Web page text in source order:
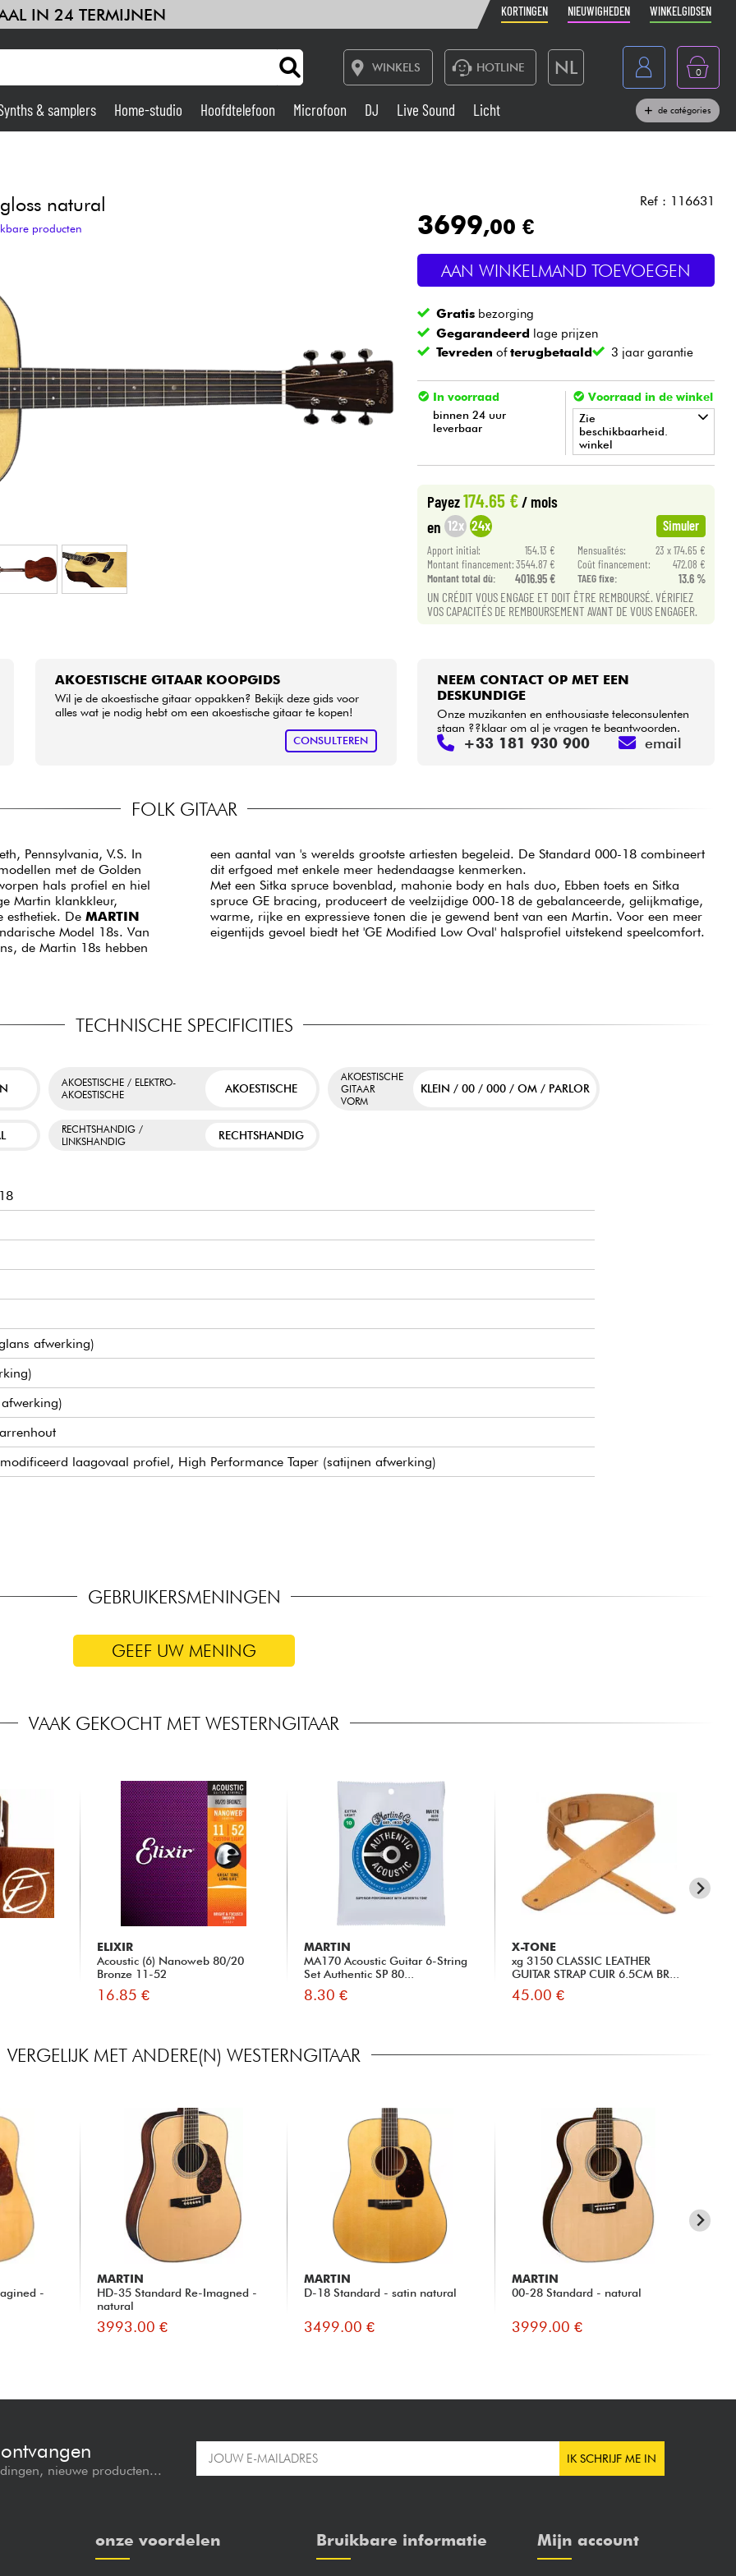
IN 24 TERMIJNEN KORTINGEN NIEUWIGHEDEN WINKELGIDSEN
WINKELS HOTLINE NL
France
Belgique
Deutschland
0
Home-studio
Live Sound
Blaasinstrument
Kabels & toebehoren
Sets
Bekijk onze merken
& samplers Home-studio Hoofdtelefoon Microfoon DJ Live Sound Licht de catégories
natural
producten
Ref : 116631
3699,00 €
AAN WINKELMAND TOEVOEGEN
Gratis bezorging
Gegarandeerd lage prijzen
Tevreden ofterugbetaald 3 jaar garantie
In voorraad
binnen 24 uur
leverbaar
Voorraad in de winkel
Zie
beschikbaarheid.
winkel
BRUXELLES
• Star'SMusicPARIS
Payez174.65 €/ mois
en 12x 24x Simuler
Apport initial: 154.13 € Mensualités:
23 x 174.65 €
Montant financement:3544.87 € Coût financement:
472.08 €
Montant total dù:
4016.95 € TAEG fixe: 13.6 %
UN CRÉDIT VOUS ENGAGE ET DOIT ÊTRE REMBOURSÉ. VÉRIFIEZ
VOS CAPACITÉS DE REMBOURSEMENT AVANT DE VOUS ENGAGER.
AKOESTISCHE GITAAR KOOPGIDS
Wil je de akoestische gitaar oppakken? Bekijk deze gids voor
alles wat je nodig hebt om een akoestische gitaar te kopen!
CONSULTEREN
NEEM CONTACT OP MET EEN
DESKUNDIGE
Onze muzikanten en enthousiaste teleconsulenten
staan ??klaar om al je vragen te beantwoorden.
+33 181 930 900 email
FOLK GITAAR
Pennsylvania, V.S. In
met de Golden
hals profiel en hiel
Martin klankkleur,
esthetiek. De MARTIN
Model 18s. Van
de Martin 18s hebben
een aantal van 's werelds grootste artiesten begeleid. De Standard 000-18 combineert
dit erfgoed met enkele meer hedendaagse kenmerken.
Met een Sitka spruce bovenblad, mahonie body en hals duo, Ebben toets en Sitka
spruce GE bracing, produceert de veelzijdige 000-18 de gebalanceerde, gelijkmatige,
warme, rijke en expressieve tonen die je gewend bent van een Martin. Voor een meer
eigentijds gevoel biedt het 'GE Modified Low Oval' halsprofiel uitstekend speelcomfort.
TECHNISCHE SPECIFICITIES
AKOESTISCHE / ELEKTRO-
AKOESTISCHE
AKOESTISCHE
AKOESTISCHE
GITAAR
VORM
KLEIN / 00 / 000 / OM / PARLOR
RECHTSHANDIG /
LINKSHANDIG
RECHTSHANDIG
afwerking)
laagovaal profiel, High Performance Taper (satijnen afwerking)
(true pleotted)
Butterbean knoppen
GEBRUIKERSMENINGEN
GEEF UW MENING
VAAK GEKOCHT MET WESTERNGITAAR
ELIXIR
Acoustic (6) Nanoweb 80/20
Bronze 11-52
16.85 €
MARTIN
MA170 Acoustic Guitar 6-String
Set Authentic SP 80...
8.30 €
X-TONE
xg 3150 CLASSIC LEATHER
GUITAR STRAP CUIR 6.5CM BR...
45.00 €
VERGELIJK MET ANDERE(N) WESTERNGITAAR
-
MARTIN
HD-35 Standard Re-Imagned -
natural
3993.00 €
MARTIN
D-18 Standard - satin natural
3499.00 €
MARTIN
00-28 Standard - natural
3999.00 €
nieuwe producten...
IK SCHRIJF ME IN
onze voordelen Bruikbare informatie Mijn account